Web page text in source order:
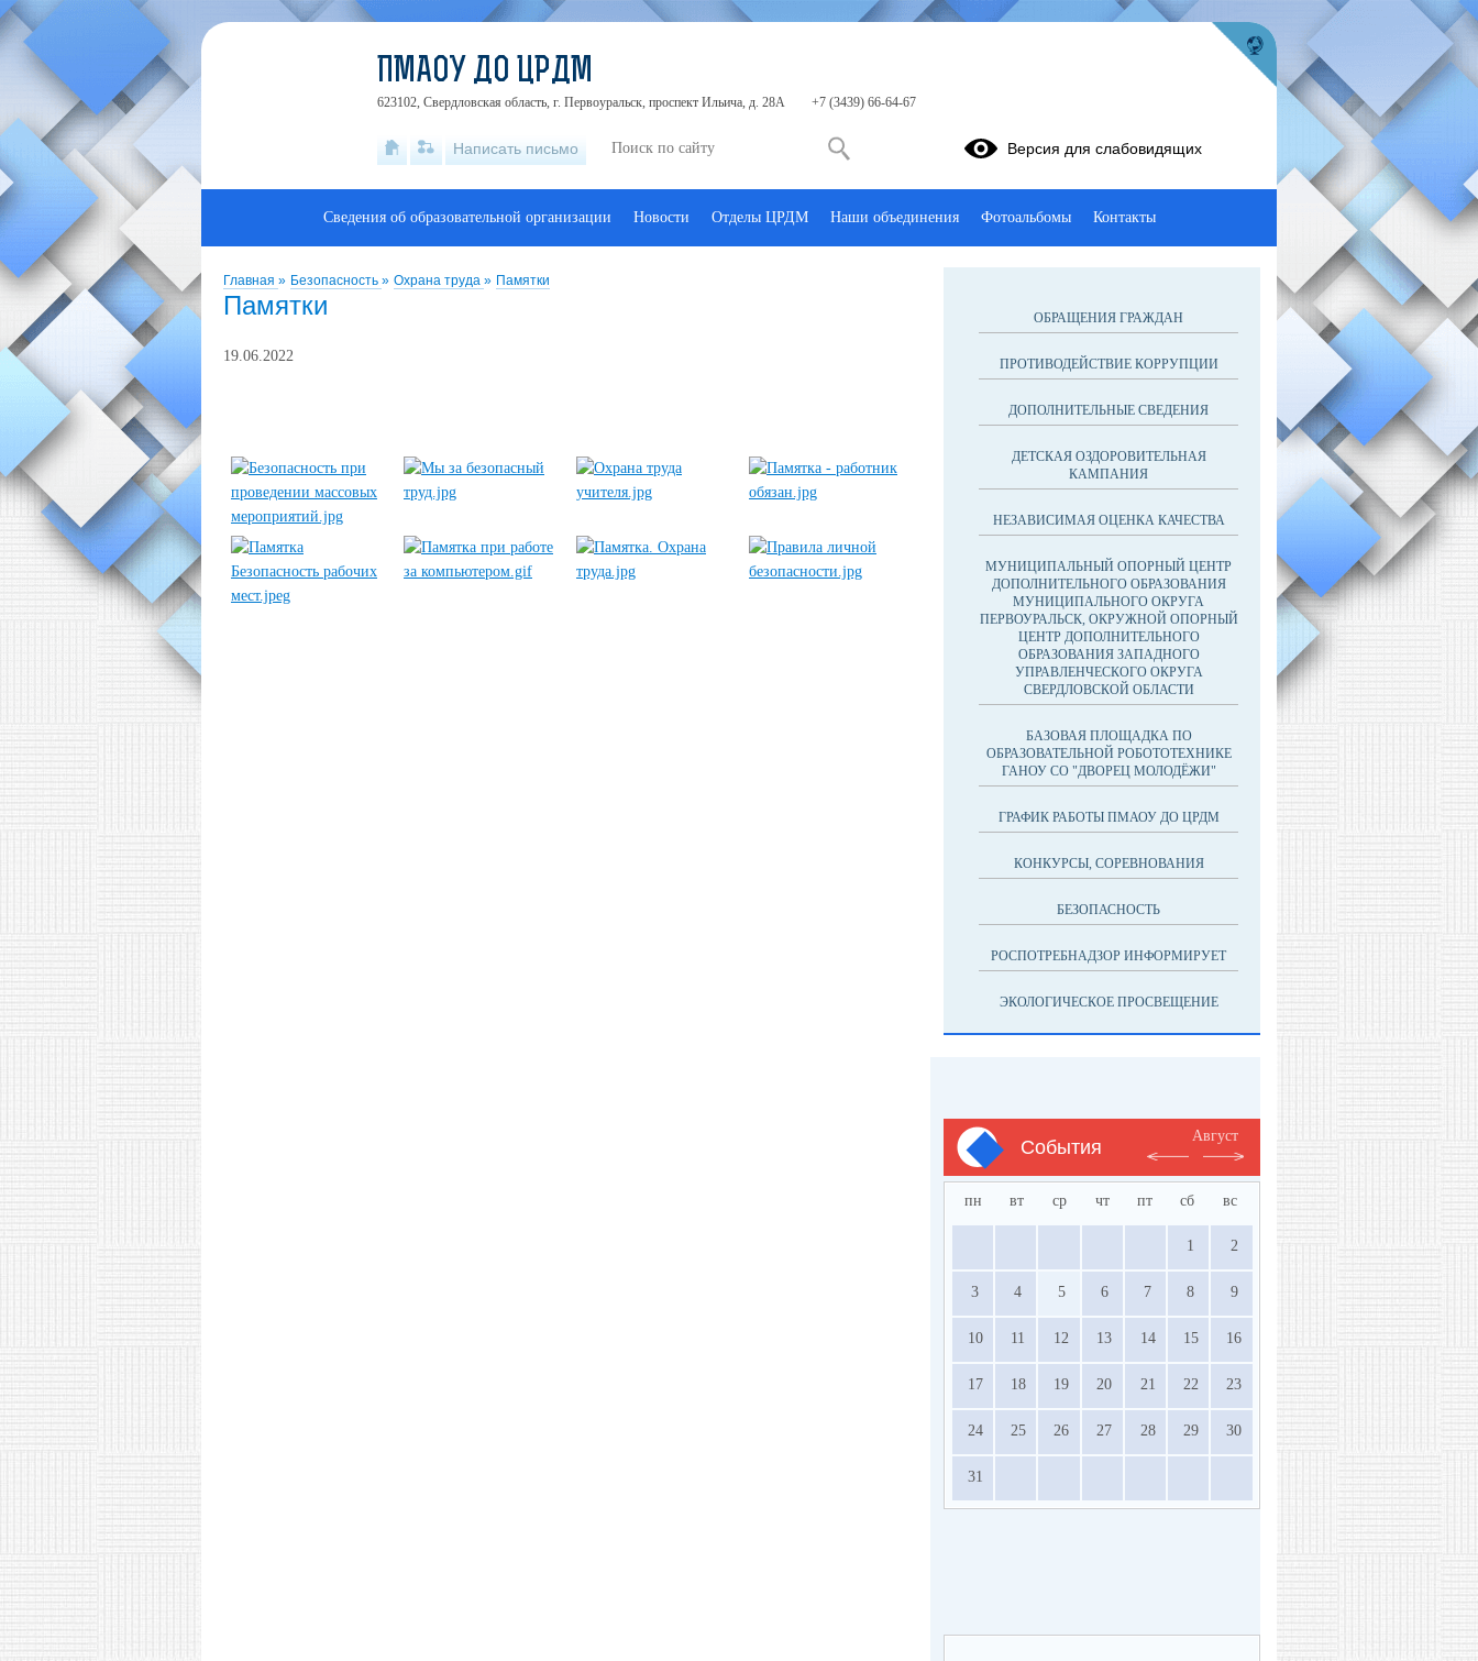
Главная » Безопасность » Охрана труда » Памятки
Памятки
19.06.2022
ОБРАЩЕНИЯ ГРАЖДАН
ПРОТИВОДЕЙСТВИЕ КОРРУПЦИИ
ДОПОЛНИТЕЛЬНЫЕ СВЕДЕНИЯ
ДЕТСКАЯ ОЗДОРОВИТЕЛЬНАЯ
КАМПАНИЯ
НЕЗАВИСИМАЯ ОЦЕНКА КАЧЕСТВА
МУНИЦИПАЛЬНЫЙ ОПОРНЫЙ ЦЕНТР
ДОПОЛНИТЕЛЬНОГО ОБРАЗОВАНИЯ
МУНИЦИПАЛЬНОГО ОКРУГА
ПЕРВОУРАЛЬСК, ОКРУЖНОЙ ОПОРНЫЙ
ЦЕНТР ДОПОЛНИТЕЛЬНОГО
ОБРАЗОВАНИЯ ЗАПАДНОГО
УПРАВЛЕНЧЕСКОГО ОКРУГА
СВЕРДЛОВСКОЙ ОБЛАСТИ
БАЗОВАЯ ПЛОЩАДКА ПО
ОБРАЗОВАТЕЛЬНОЙ РОБОТОТЕХНИКЕ
ГАНОУ СО "ДВОРЕЦ МОЛОДЁЖИ"
ГРАФИК РАБОТЫ ПМАОУ ДО ЦРДМ
КОНКУРСЫ, СОРЕВНОВАНИЯ
БЕЗОПАСНОСТЬ
РОСПОТРЕБНАДЗОР ИНФОРМИРУЕТ
ЭКОЛОГИЧЕСКОЕ ПРОСВЕЩЕНИЕ
События
Август
пн вт ср чт пт сб вс
1 2
3 4 5 6 7 8 9
10 11 12 13 14 15 16
17 18 19 20 21 22 23
24 25 26 27 28 29 30
31
ПМАОУ ДО ЦРДМ
623102, Свердловская область, г. Первоуральск, проспект Ильича, д. 28А +7 (3439) 66-64-67
Написать письмо Версия для слабовидящих
Сведения об образовательной организации Новости Отделы ЦРДМ Наши объединения Фотоальбомы Контакты